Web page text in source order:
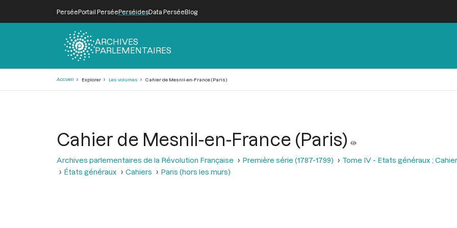
PerséePortail PerséePerséidesData PerséeBlog
ARCHIVES
PARLEMENTAIRES
Accueil Explorer Les volumes Cahier de Mesnil-en-France (Paris)
Cahier de Mesnil-en-France (Paris)
Archives parlementaires de la Révolution Française Première série (1787-1799)
Tome IV - Etats généraux ;
États généraux
Cahiers Paris (hors les murs)